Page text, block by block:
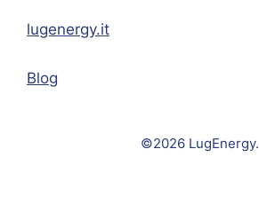
lugenergy.it
Blog
©2026 LugEnergy.